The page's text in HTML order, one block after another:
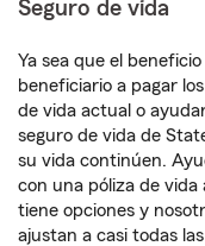
Seguro de vida
Ya sea que el
beneficiario a pagar
de vida actual o
seguro de vida de
su vida continúen.
con una póliza de vida
tiene opciones y
ajustan a casi todas